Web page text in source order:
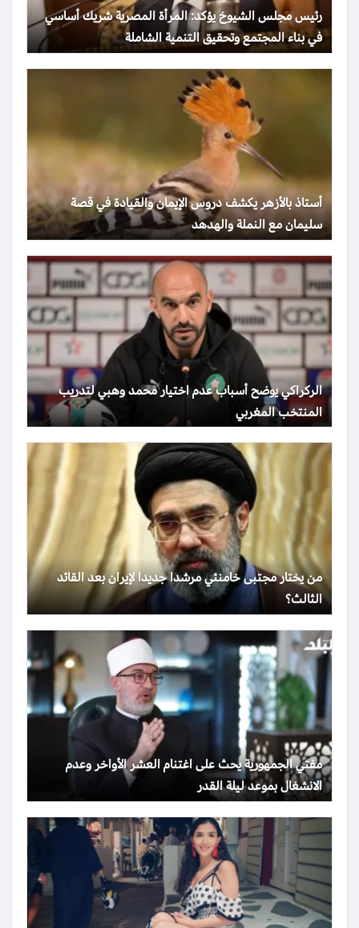
رئيس مجلس الشيوخ يؤكد: المرأة المصرية شريك أساسي
في بناء المجتمع وتحقيق التنمية الشاملة
أستاذ بالأزهر يكشف دروس الإيمان والقيادة في قصة
سليمان مع النملة والهدهد
الركراكي يوضح أسباب عدم اختيار محمد وهبي لتدريب
المنتخب المغربي
من يختار مجتبى خامنئي مرشدا جديدا لإيران بعد القائد
الثالث؟
مفتي الجمهورية يحث على اغتنام العشر الأواخر وعدم
الانشغال بموعد ليلة القدر